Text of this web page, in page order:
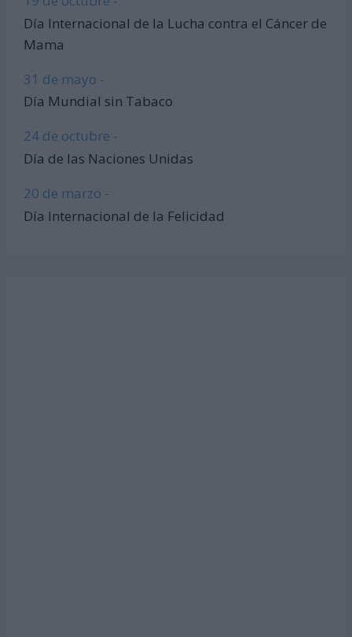
Día Internacional de la Lucha contra el Cáncer de
Mama
31 de mayo -
Día Mundial sin Tabaco
24 de octubre -
Día de las Naciones Unidas
20 de marzo -
Día Internacional de la Felicidad